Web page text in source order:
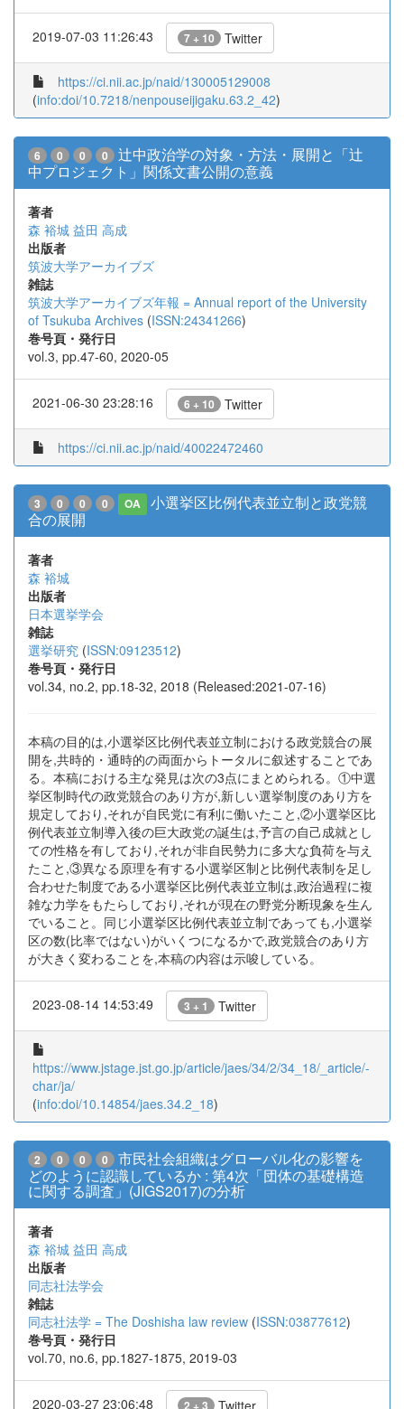
2019-07-03 11:26:43 7 + 10 Twitter
https://ci.nii.ac.jp/naid/130005129008
(info:doi/10.7218/nenpouseijigaku.63.2_42)
6 0 0 0
辻中政治学の対象・方法・展開と「辻
中プロジェクト」関係文書公開の意義
著者
森 裕城 益田 高成
出版者
筑波大学アーカイブズ
雑誌
筑波大学アーカイブズ年報 = Annual report of the University
of Tsukuba Archives (ISSN:24341266)
巻号頁・発行日
vol.3, pp.47-60, 2020-05
2021-06-30 23:28:16 6 + 10 Twitter
https://ci.nii.ac.jp/naid/40022472460
3 0 0 0 OA
小選挙区比例代表並立制と政党競
合の展開
著者
森 裕城
出版者
日本選挙学会
雑誌
選挙研究 (ISSN:09123512)
巻号頁・発行日
vol.34, no.2, pp.18-32, 2018 (Released:2021-07-16)
本稿の目的は,小選挙区比例代表並立制における政党競合の展
開を,共時的・通時的の両面からトータルに叙述することであ
る。本稿における主な発見は次の3点にまとめられる。①中選
挙区制時代の政党競合のあり方が,新しい選挙制度のあり方を
規定しており,それが自民党に有利に働いたこと,②小選挙区比
例代表並立制導入後の巨大政党の誕生は,予言の自己成就とし
ての性格を有しており,それが非自民勢力に多大な負荷を与え
たこと,③異なる原理を有する小選挙区制と比例代表制を足し
合わせた制度である小選挙区比例代表並立制は,政治過程に複
雑な力学をもたらしており,それが現在の野党分断現象を生ん
でいること。同じ小選挙区比例代表並立制であっても,小選挙
区の数(比率ではない)がいくつになるかで,政党競合のあり方
が大きく変わることを,本稿の内容は示唆している。
2023-08-14 14:53:49 3 + 1 Twitter
https://www.jstage.jst.go.jp/article/jaes/34/2/34_18/_article/-
char/ja/
(info:doi/10.14854/jaes.34.2_18)
2 0 0 0
市民社会組織はグローバル化の影響を
どのように認識しているか : 第4次「団体の基礎構造
に関する調査」(JIGS2017)の分析
著者
森 裕城 益田 高成
出版者
同志社法学会
雑誌
同志社法学 = The Doshisha law review (ISSN:03877612)
巻号頁・発行日
vol.70, no.6, pp.1827-1875, 2019-03
2020-03-27 23:06:48 2 + 3 Twitter